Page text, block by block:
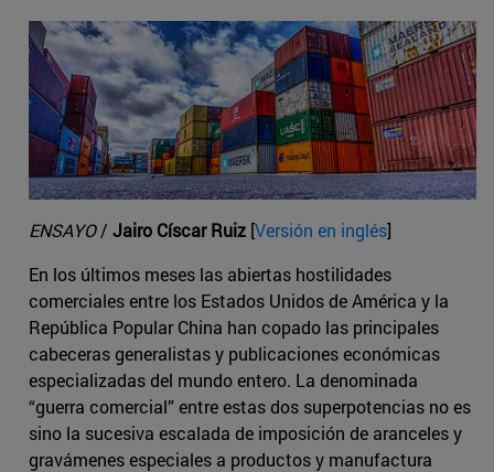
ENSAYO/ Jairo Císcar Ruiz [Versión en inglés]
En los últimos meses las abiertas hostilidades
comerciales entre los Estados Unidos de América y la
República Popular China han copado las principales
cabeceras generalistas y publicaciones económicas
especializadas del mundo entero. La denominada
“guerra comercial” entre estas dos superpotencias no es
sino la sucesiva escalada de imposición de aranceles y
gravámenes especiales a productos y manufactura